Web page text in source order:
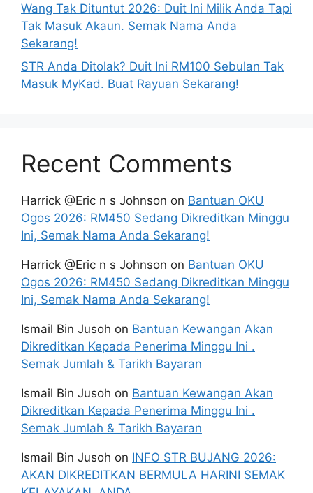
Wang Tak Dituntut 2026: Duit Ini Milik Anda Tapi
Tak Masuk Akaun. Semak Nama Anda
Sekarang!
STR Anda Ditolak? Duit Ini RM100 Sebulan Tak
Masuk MyKad. Buat Rayuan Sekarang!
Recent Comments
Harrick @Eric n s Johnson on Bantuan OKU
Ogos 2026: RM450 Sedang Dikreditkan Minggu
Ini, Semak Nama Anda Sekarang!
Harrick @Eric n s Johnson on Bantuan OKU
Ogos 2026: RM450 Sedang Dikreditkan Minggu
Ini, Semak Nama Anda Sekarang!
Ismail Bin Jusoh on Bantuan Kewangan Akan
Dikreditkan Kepada Penerima Minggu Ini .
Semak Jumlah & Tarikh Bayaran
Ismail Bin Jusoh on Bantuan Kewangan Akan
Dikreditkan Kepada Penerima Minggu Ini .
Semak Jumlah & Tarikh Bayaran
Ismail Bin Jusoh on INFO STR BUJANG 2026:
AKAN DIKREDITKAN BERMULA HARINI SEMAK